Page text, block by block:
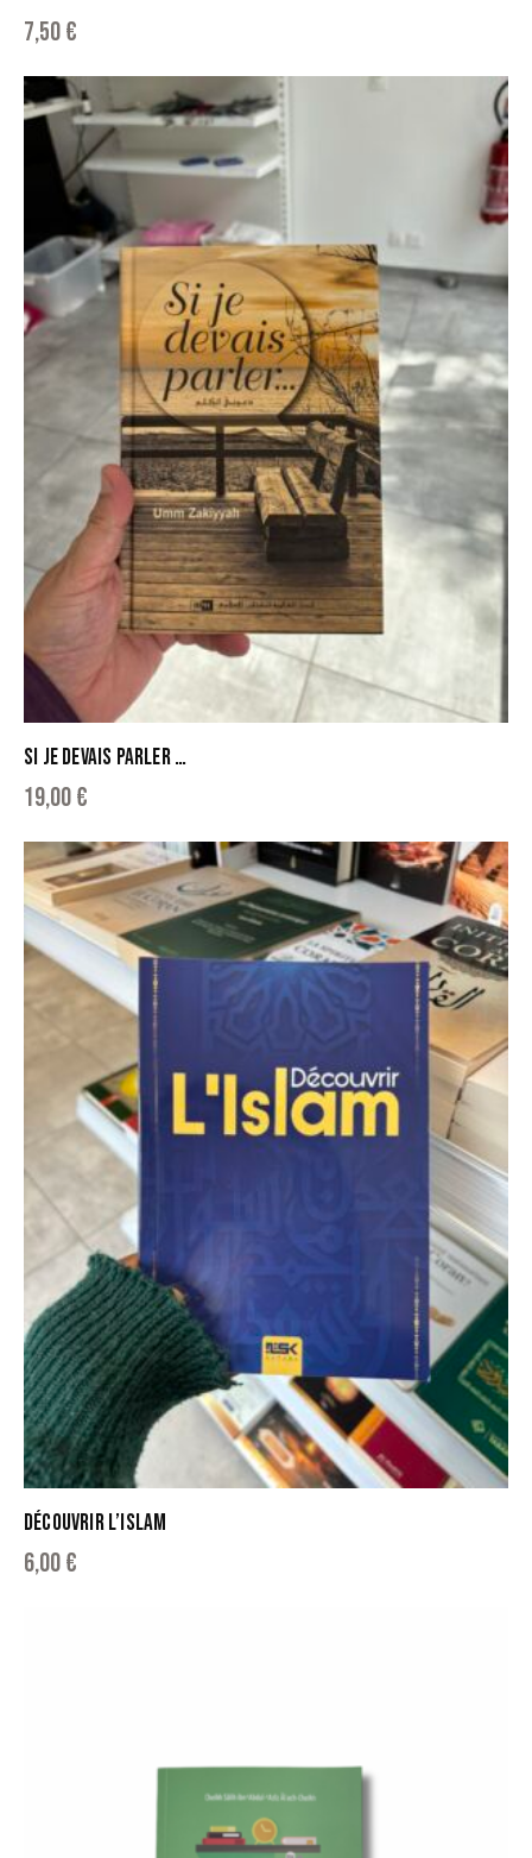
7,50€
SI JE DEVAIS PARLER …
19,00€
DÉCOUVRIR L’ISLAM
6,00€